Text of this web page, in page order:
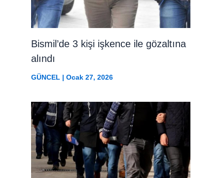
Bismil’de 3 kişi işkence ile gözaltına
alındı
GÜNCEL| Ocak 27, 2026